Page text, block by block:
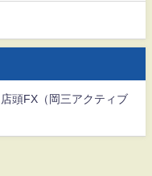
頭FX（岡三アクティブ